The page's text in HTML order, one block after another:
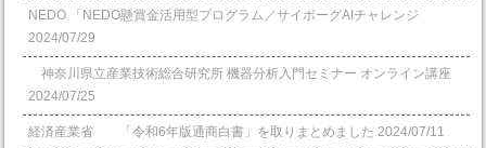
NEDO 「NEDO懸賞⾦活⽤型プログラム／サイボーグAIチャレンジ
2024/07/29
神奈川県立産業技術総合研究所 機器分析入門セミナー オンライン講座
2024/07/25
経済産業省 「令和6年版通商白書」を取りまとめました 2024/07/11